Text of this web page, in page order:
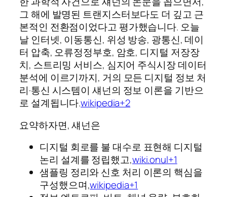
그 해에 발명된 트랜지스터보다도 더 깊고 근
본적인 전환점이었다고 평가했습니다. 오늘
날 인터넷, 이동통신, 위성 방송, 광통신, 데이
터 압축, 오류정정부호, 암호, 디지털 저장장
치, 스트리밍 서비스, 심지어 주식시장 데이터
분석에 이르기까지, 거의 모든 디지털 정보 처
리·통신 시스템이 섀넌의 정보 이론을 기반으
로 설계됩니다.wikipedia+2
요약하자면, 섀넌은
디지털 회로를 불 대수로 표현해 디지털
논리 설계를 정립했고,wiki.onul+1
샘플링 정리와 신호 처리 이론의 핵심을
구성했으며,wikipedia+1